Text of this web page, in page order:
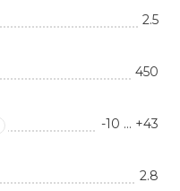
2.5
450
-10 … +43
2.8